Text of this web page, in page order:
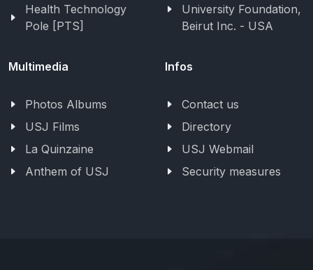
Health Technology
Pole [PTS]
University Foundation,
Beirut Inc. - USA
Multimedia
Photos Albums
USJ Films
La Quinzaine
Anthem of USJ
Infos
Contact us
Directory
USJ Webmail
Security measures